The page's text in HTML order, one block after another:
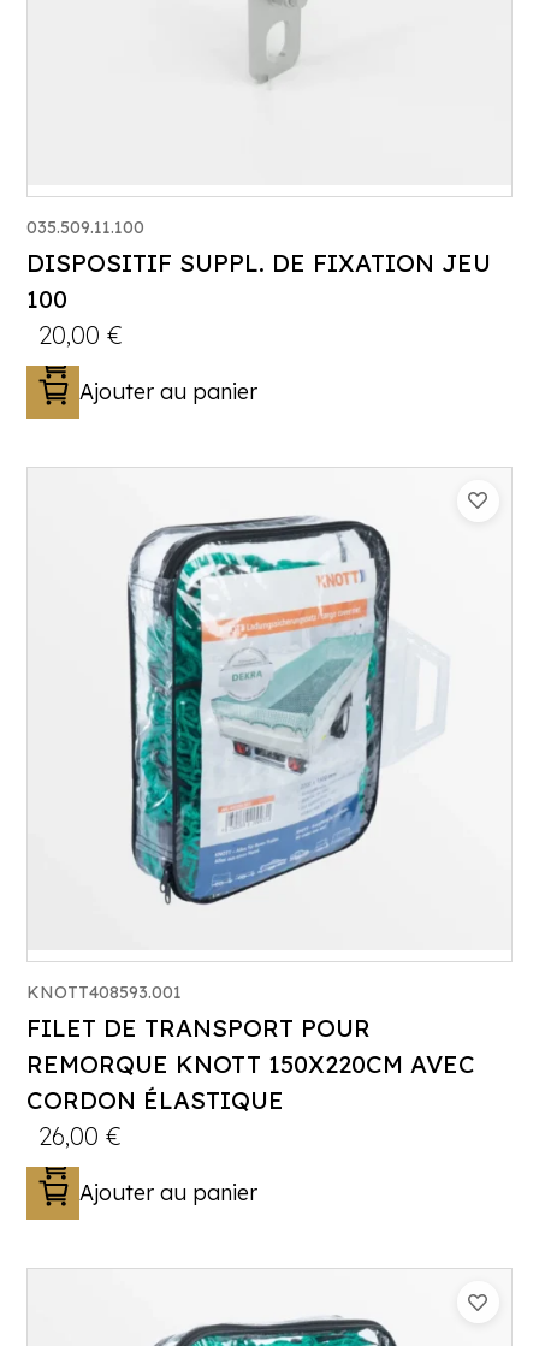
035.509.11.100
DISPOSITIF SUPPL. DE FIXATION JEU
100
20,00€
Ajouter au panier
KNOTT408593.001
FILET DE TRANSPORT POUR
REMORQUE KNOTT 150X220CM AVEC
CORDON ÉLASTIQUE
26,00€
Ajouter au panier